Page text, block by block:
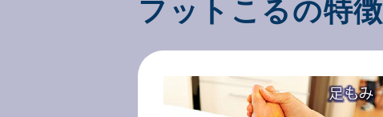
フットこるの特徴